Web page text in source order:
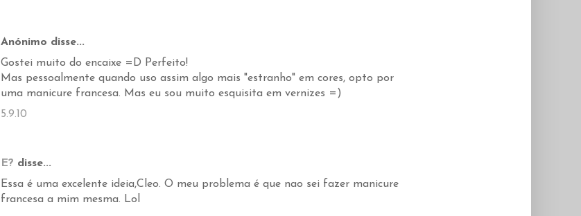
Anónimo disse...
Gostei muito do encaixe =D Perfeito!
Mas pessoalmente quando uso assim algo mais "estranho" em cores, opto por
uma manicure francesa. Mas eu sou muito esquisita em vernizes =)
5.9.10
E? disse...
Essa é uma excelente ideia,Cleo. O meu problema é que nao sei fazer manicure
francesa a mim mesma. Lol